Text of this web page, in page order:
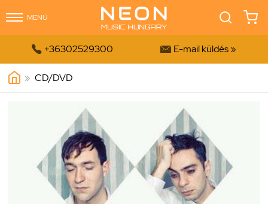
MENÜ
 +36302529300  E-mail küldés »
» CD/DVD